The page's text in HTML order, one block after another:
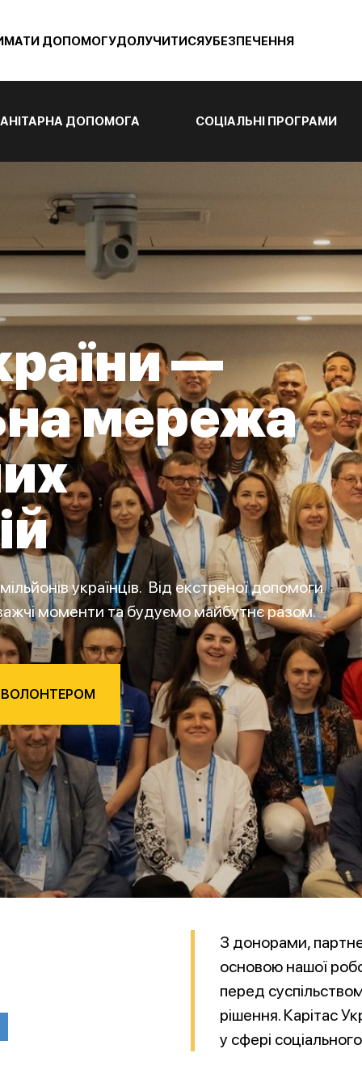
ДОПОМОГУДОЛУЧИТИСЯУБЕЗПЕЧЕННЯ
ДОПОМОГА СОЦІАЛЬНІ ПРОГРАМИ
—
мережа
українців. Від екстреної допомоги
моменти та будуємо майбутнє разом.
ВОЛОНТЕРОМ
З донорами,
основою нашої
перед
рішення. Карітас
у сфері